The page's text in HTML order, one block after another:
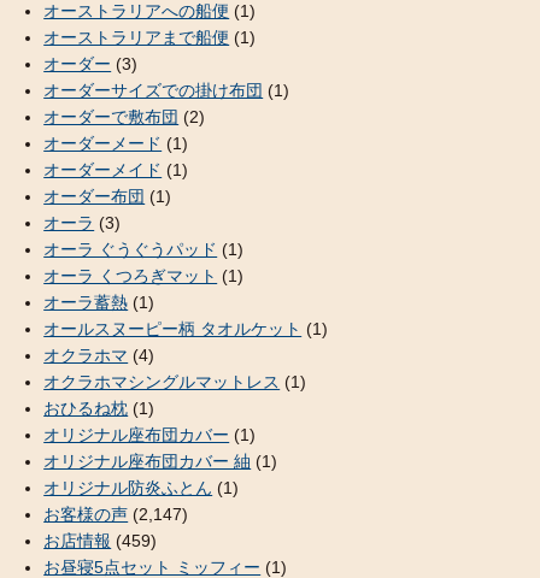
オーストラリアへの船便 (1)
オーストラリアまで船便 (1)
オーダー (3)
オーダーサイズでの掛け布団 (1)
オーダーで敷布団 (2)
オーダーメード (1)
オーダーメイド (1)
オーダー布団 (1)
オーラ (3)
オーラ ぐうぐうパッド (1)
オーラ くつろぎマット (1)
オーラ蓄熱 (1)
オールスヌーピー柄 タオルケット (1)
オクラホマ (4)
オクラホマシングルマットレス (1)
おひるね枕 (1)
オリジナル座布団カバー (1)
オリジナル座布団カバー 紬 (1)
オリジナル防炎ふとん (1)
お客様の声 (2,147)
お店情報 (459)
お昼寝5点セット ミッフィー (1)